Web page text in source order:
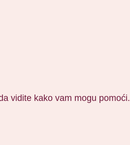
vidite kako vam mogu pomoći.